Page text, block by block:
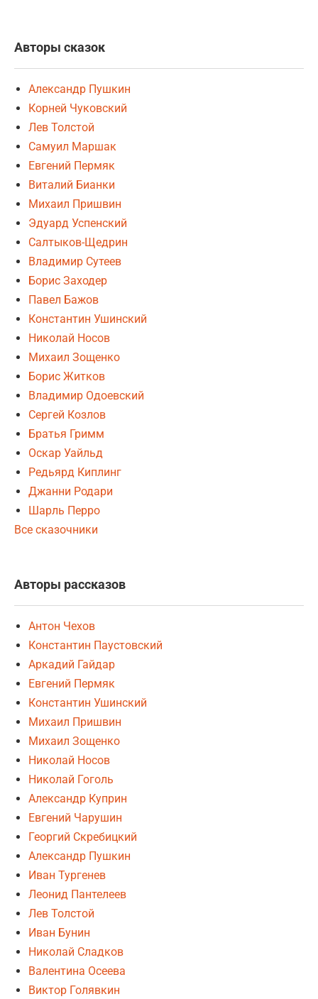
Авторы сказок
Александр Пушкин
Корней Чуковский
Лев Толстой
Самуил Маршак
Евгений Пермяк
Виталий Бианки
Михаил Пришвин
Эдуард Успенский
Салтыков-Щедрин
Владимир Сутеев
Борис Заходер
Павел Бажов
Константин Ушинский
Николай Носов
Михаил Зощенко
Борис Житков
Владимир Одоевский
Сергей Козлов
Братья Гримм
Оскар Уайльд
Редьярд Киплинг
Джанни Родари
Шарль Перро
Все сказочники
Авторы рассказов
Антон Чехов
Константин Паустовский
Аркадий Гайдар
Евгений Пермяк
Константин Ушинский
Михаил Пришвин
Михаил Зощенко
Николай Носов
Николай Гоголь
Александр Куприн
Евгений Чарушин
Георгий Скребицкий
Александр Пушкин
Иван Тургенев
Леонид Пантелеев
Лев Толстой
Иван Бунин
Николай Сладков
Валентина Осеева
Виктор Голявкин